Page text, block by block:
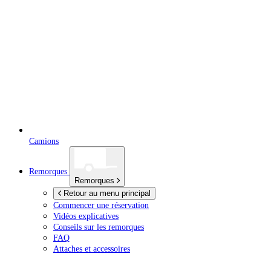
Camions
Remorques
Remorques
Retour au menu principal
Commencer une réservation
Vidéos explicatives
Conseils sur les remorques
FAQ
Attaches et accessoires